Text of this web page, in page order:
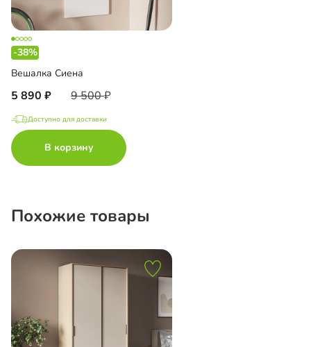
-38%
Вешалка Сиена
5 890 9 500
Доступно для доставки
В корзину
Похожие товары